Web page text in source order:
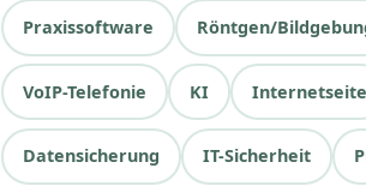
Praxissoftware Röntgen/
VoIP-Telefonie KI Internetseite
Datensicherung IT-Sicherheit